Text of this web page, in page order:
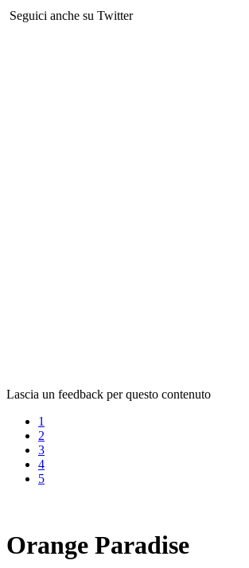
Seguici anche su Twitter
Lascia un feedback per questo contenuto
1
2
3
4
5
Orange Paradise